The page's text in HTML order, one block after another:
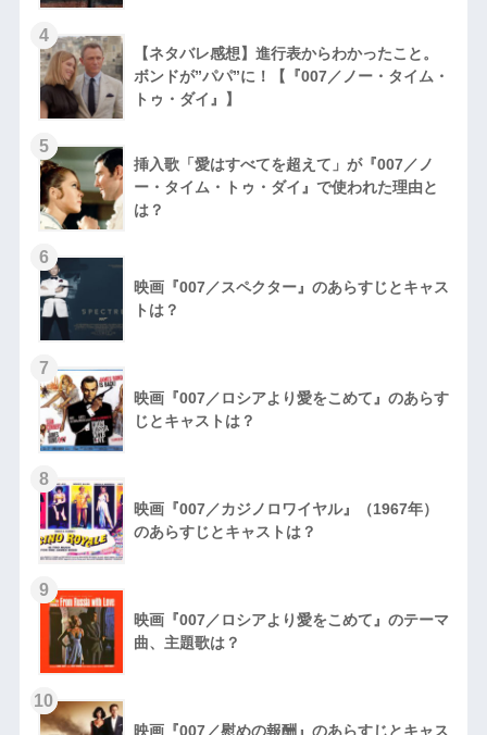
4
【ネタバレ感想】進行表からわかったこと。
ボンドが”パパ”に！【『007／ノー・タイム・
トゥ・ダイ』】
5
挿入歌「愛はすべてを超えて」が『007／ノ
ー・タイム・トゥ・ダイ』で使われた理由と
は？
6
映画『007／スペクター』のあらすじとキャス
トは？
7
映画『007／ロシアより愛をこめて』のあらす
じとキャストは？
8
映画『007／カジノロワイヤル』（1967年）
のあらすじとキャストは？
9
映画『007／ロシアより愛をこめて』のテーマ
曲、主題歌は？
10
映画『007／慰めの報酬』のあらすじとキャス